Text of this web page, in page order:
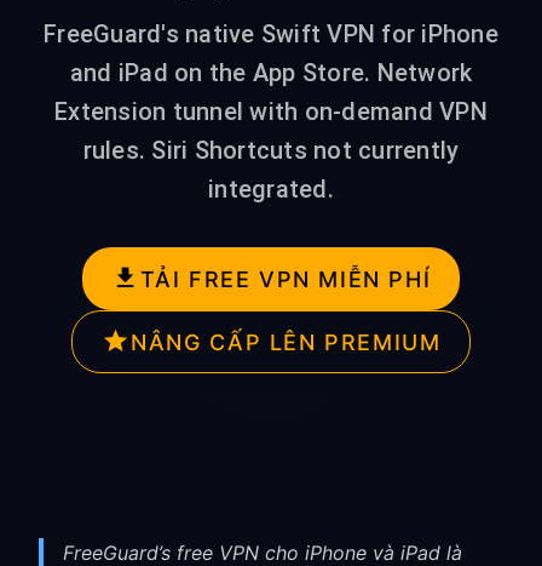
FreeGuard's native Swift VPN for iPhone
and iPad on the App Store. Network
Extension tunnel with on-demand VPN
rules. Siri Shortcuts not currently
integrated.
TẢI FREE VPN MIỄN PHÍ
NÂNG CẤP LÊN PREMIUM
FreeGuard’s free VPN cho iPhone và iPad là